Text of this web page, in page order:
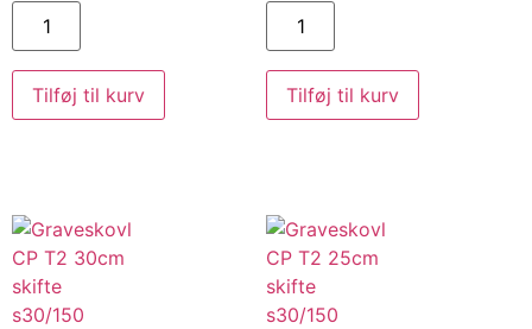
Tilføj til kurv Tilføj til kurv